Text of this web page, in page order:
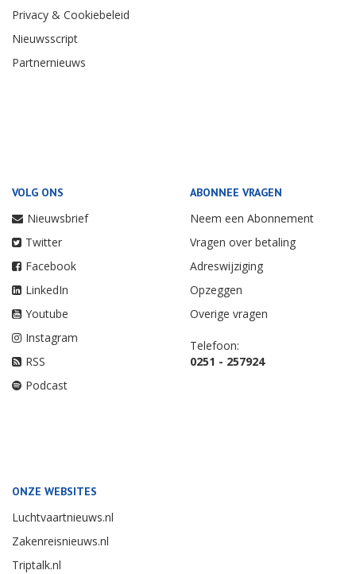
Privacy & Cookiebeleid
Nieuwsscript
Partnernieuws
VOLG ONS
Nieuwsbrief
Twitter
Facebook
LinkedIn
Youtube
Instagram
RSS
Podcast
ABONNEE VRAGEN
Neem een Abonnement
Vragen over betaling
Adreswijziging
Opzeggen
Overige vragen
Telefoon:
0251 - 257924
ONZE WEBSITES
Luchtvaartnieuws.nl
Zakenreisnieuws.nl
Triptalk.nl